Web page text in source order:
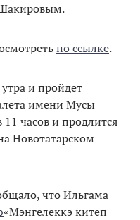
по ссылке.
и пройдет
имени Мусы
часов и продлится
Новотатарском
что Ильгама
«Мэнгелеккэ китеп